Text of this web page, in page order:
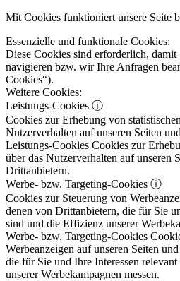
Mit Cookies funktioniert unsere Seite
Essenzielle und funktionale Cookies:
Diese Cookies sind erforderlich, damit
navigieren bzw. wir Ihre Anfragen
Cookies“).
Weitere Cookies:
Leistungs-Cookies ⓘ
Cookies zur Erhebung von
Nutzerverhalten auf unseren Seiten
Leistungs-Cookies Cookies zur
über das Nutzerverhalten auf unseren
Drittanbietern.
Werbe- bzw. Targeting-Cookies ⓘ
Cookies zur Steuerung von
denen von Drittanbietern, die für Sie
sind und die Effizienz unserer
Werbe- bzw. Targeting-Cookies
Werbeanzeigen auf unseren Seiten
die für Sie und Ihre Interessen
unserer Werbekampagnen messen.